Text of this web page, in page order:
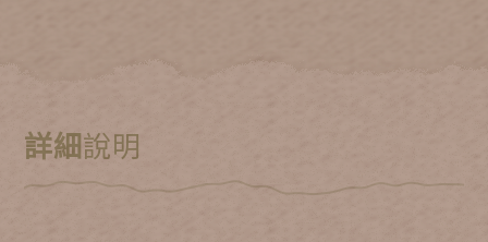
詳細說明